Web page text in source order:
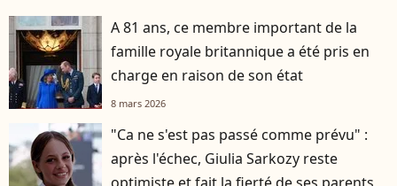
A 81 ans, ce membre important de la
famille royale britannique a été pris en
charge en raison de son état
8 mars 2026
"Ca ne s'est pas passé comme prévu" :
après l'échec, Giulia Sarkozy reste